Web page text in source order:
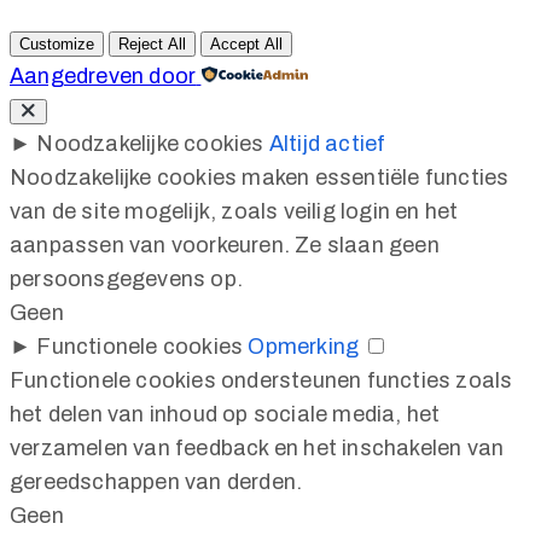
Customize Reject All Accept All
Aangedreven door
► Noodzakelijke cookies Altijd actief
Noodzakelijke cookies maken essentiële functies
van de site mogelijk, zoals veilig login en het
aanpassen van voorkeuren. Ze slaan geen
persoonsgegevens op.
Geen
► Functionele cookies Opmerking
Functionele cookies ondersteunen functies zoals
het delen van inhoud op sociale media, het
verzamelen van feedback en het inschakelen van
gereedschappen van derden.
Geen